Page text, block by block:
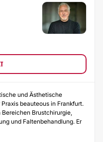
und Ästhetische
beauteous in Frankfurt.
Brustchirurgie,
und Faltenbehandlung. Er